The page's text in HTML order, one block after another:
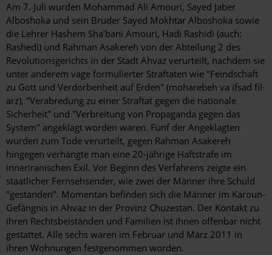
Am 7. Juli wurden Mohammad Ali Amouri, Sayed Jaber
Alboshoka und sein Bruder Sayed Mokhtar Alboshoka sowie
die Lehrer Hashem Sha’bani Amouri, Hadi Rashidi (auch:
Rashedi) und Rahman Asakereh von der Abteilung 2 des
Revolutionsgerichts in der Stadt Ahvaz verurteilt, nachdem sie
unter anderem vage formulierter Straftaten wie "Feindschaft
zu Gott und Verdorbenheit auf Erden" (moharebeh va ifsad fil-
arz), "Verabredung zu einer Straftat gegen die nationale
Sicherheit" und "Verbreitung von Propaganda gegen das
System" angeklagt worden waren. Fünf der Angeklagten
wurden zum Tode verurteilt, gegen Rahman Asakereh
hingegen verhängte man eine 20-jährige Haftstrafe im
inneriranischen Exil. Vor Beginn des Verfahrens zeigte ein
staatlicher Fernsehsender, wie zwei der Männer ihre Schuld
"gestanden". Momentan befinden sich die Männer im Karoun-
Gefängnis in Ahvaz in der Provinz Chuzestan. Der Kontakt zu
ihren Rechtsbeiständen und Familien ist ihnen offenbar nicht
gestattet. Alle sechs waren im Februar und März 2011 in
ihren Wohnungen festgenommen worden.